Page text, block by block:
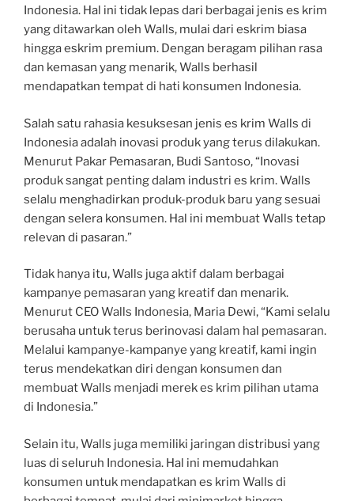
Indonesia. Hal ini tidak lepas dari berbagai jenis es krim
yang ditawarkan oleh Walls, mulai dari eskrim biasa
hingga eskrim premium. Dengan beragam pilihan rasa
dan kemasan yang menarik, Walls berhasil
mendapatkan tempat di hati konsumen Indonesia.
Salah satu rahasia kesuksesan jenis es krim Walls di
Indonesia adalah inovasi produk yang terus dilakukan.
Menurut Pakar Pemasaran, Budi Santoso, “Inovasi
produk sangat penting dalam industri es krim. Walls
selalu menghadirkan produk-produk baru yang sesuai
dengan selera konsumen. Hal ini membuat Walls tetap
relevan di pasaran.”
Tidak hanya itu, Walls juga aktif dalam berbagai
kampanye pemasaran yang kreatif dan menarik.
Menurut CEO Walls Indonesia, Maria Dewi, “Kami selalu
berusaha untuk terus berinovasi dalam hal pemasaran.
Melalui kampanye-kampanye yang kreatif, kami ingin
terus mendekatkan diri dengan konsumen dan
membuat Walls menjadi merek es krim pilihan utama
di Indonesia.”
Selain itu, Walls juga memiliki jaringan distribusi yang
luas di seluruh Indonesia. Hal ini memudahkan
konsumen untuk mendapatkan es krim Walls di